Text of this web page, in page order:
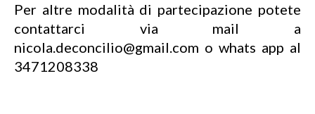
Per altre modalità di partecipazione potete
contattarci via mail a
nicola.deconcilio@gmail.com o whats app al
3471208338